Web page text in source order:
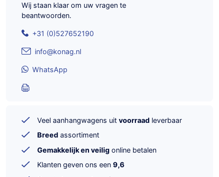
Wij staan klaar om uw vragen te
beantwoorden.
+31 (0)527652190
info@konag.nl
WhatsApp
Veel aanhangwagens uit voorraad leverbaar
Breed assortiment
Gemakkelijk en veilig online betalen
Klanten geven ons een 9,6